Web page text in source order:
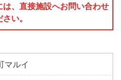
、直接施設へお問い合わせ
さい。
マルイ